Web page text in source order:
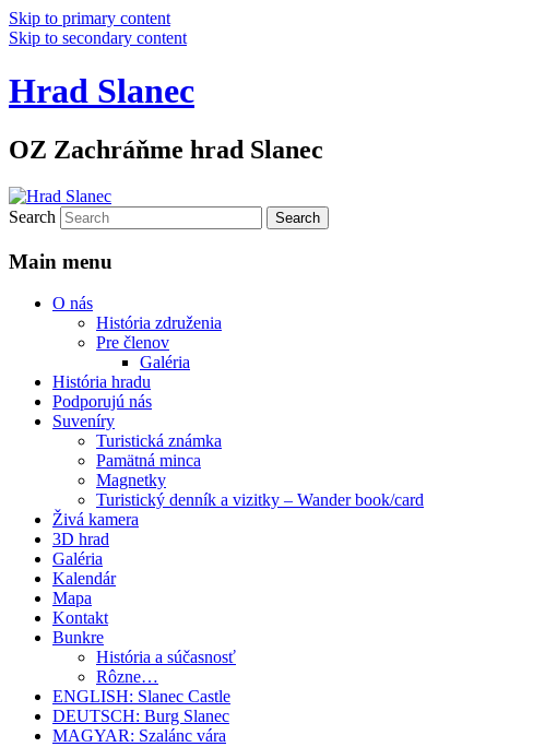
Skip to primary content
Skip to secondary content
Hrad Slanec
OZ Zachráňme hrad Slanec
Search
Main menu
O nás
História združenia
Pre členov
Galéria
História hradu
Podporujú nás
Suveníry
Turistická známka
Pamätná minca
Magnetky
Turistický denník a vizitky – Wander book/card
Živá kamera
3D hrad
Galéria
Kalendár
Mapa
Kontakt
Bunkre
História a súčasnosť
Rôzne…
ENGLISH: Slanec Castle
DEUTSCH: Burg Slanec
MAGYAR: Szalánc vára